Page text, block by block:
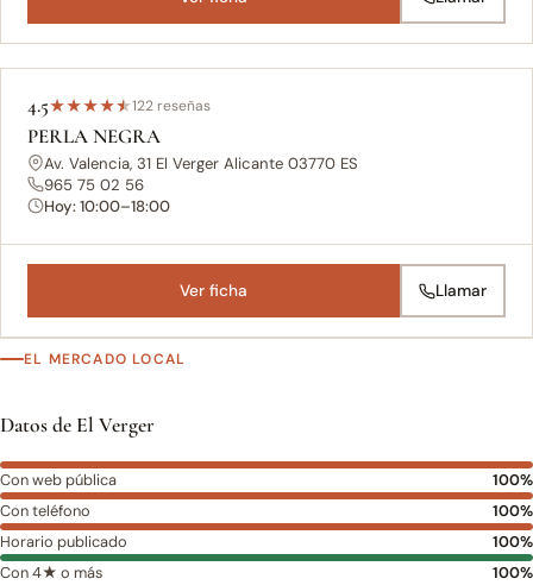
4.5★★★★★122 reseñas
PERLA NEGRA
Av. Valencia, 31 El Verger Alicante 03770 ES
965 75 02 56
Hoy: 10:00–18:00
Ver ficha Llamar
EL MERCADO LOCAL
Datos de El Verger
Con web pública
100%
Con teléfono
100%
Horario publicado
100%
Con 4★ o más
100%